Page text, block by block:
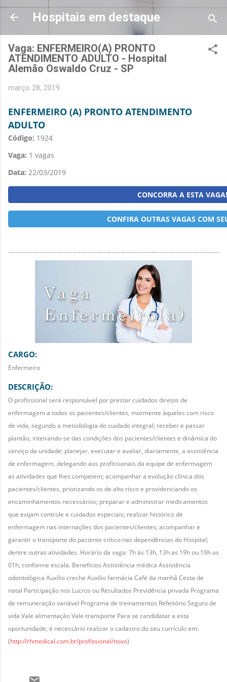
Pular para o conteúdo
Hospitais em destaque
Vaga: ENFERMEIRO(A) PRONTO
ATENDIMENTO ADULTO - Hospital
Alemão Oswaldo Cruz - SP
março 28, 2019
ENFERMEIRO (A) PRONTO ATENDIMENTO
ADULTO
Código: 1924
Vaga: 1 vagas
Data: 22/03/2019
CONCORRA A ESTA VAGA!
CONFIRA OUTRAS VAGAS COM
CARGO:
Enfermeiro
DESCRIÇÃO:
O profissional será responsável por prestar cuidados diretos de
enfermagem a todos os pacientes/clientes, mormente àqueles com risco
de vida, segundo a metodologia do cuidado integral; receber e passar
plantão, inteirando-se das condições dos pacientes/clientes e dinâmica do
serviço da unidade; planejar, executar e avaliar, diariamente, a assistência
de enfermagem, delegando aos profissionais da equipe de enfermagem
as atividades que lhes competem; acompanhar a evolução clínica dos
pacientes/clientes, priorizando os de alto risco e providenciando os
encaminhamentos necessários; preparar e administrar medicamentos
que exijam controle e cuidados especiais; realizar histórico de
enfermagem nas internações dos pacientes/clientes; acompanhar e
garantir o transporte do paciente crítico nas dependências do Hospital;
dentre outras atividades. Horário da vaga: 7h às 13h, 13h as 19h ou 19h as
01h, conforme escala. Benefícios Assistência médica Assistência
odontológica Auxílio creche Auxílio farmácia Café da manhã Cesta de
natal Participação nos Lucros ou Resultados Previdência privada Programa
de remuneração variável Programa de treinamentos Refeitório Seguro de
vida Vale alimentação Vale-transporte Para se candidatar a esta
oportunidade, é necessário realizar o cadastro do seu currículo em:
(http://rhmedical.com.br/profissional/novo)